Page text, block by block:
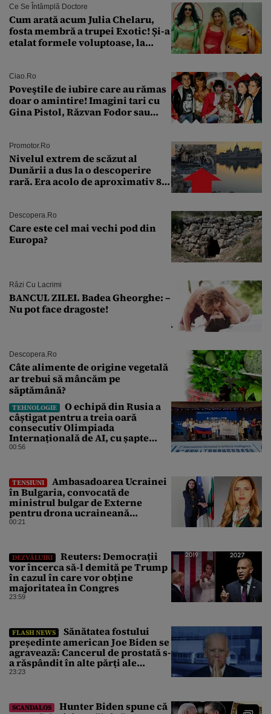
Ce Se Întâmplă Doctore
Cum arată acum Julia Chelaru,
fosta membră a trupei Exotic! Și-a
etalat formele voluptoase, la
Ciao.ro
Poveştile de iubire care au rămas
doar o amintire! Imagini tari cu
Gina Pistol, Răzvan Fodor sau
Promotor.ro
Nivelul extrem de scăzut al
Dunării a dus la o descoperire
rară. Era acolo de aproximativ 80
Descopera.ro
Care este cel mai vechi pod din
Europa?
Râzi Cu Lacrimi
BANCUL ZILEI. Badea Gheorghe: –
Nu pot face dragoste!
Descopera.ro
Câte alimente de origine vegetală
ar trebui să mâncăm pe
săptămână?
TEHNOLOGIE
O echipă din Rusia a
câștigat pentru a treia oară
consecutiv Olimpiada
Internațională de AI, cu șapte
medalii din aur și una de bronz
00:56
TENSIUNI
Ambasadoarea Ucrainei
în Bulgaria, convocată de
ministrul bulgar de Externe
pentru drona ucraineană
prăbușită în apropierea
00:21
DEZVĂLUIRI
Reuters: Democrații
vor încerca să-l demită pe Trump
în cazul în care vor obține
majoritatea în Congres
23:59
FLASH NEWS
Sănătatea fostului
președinte american Joe Biden se
agravează: Cancerul de prostată s-
a răspândit în alte părți ale
corpului
23:23
SCANDALOS
Hunter Biden spune că